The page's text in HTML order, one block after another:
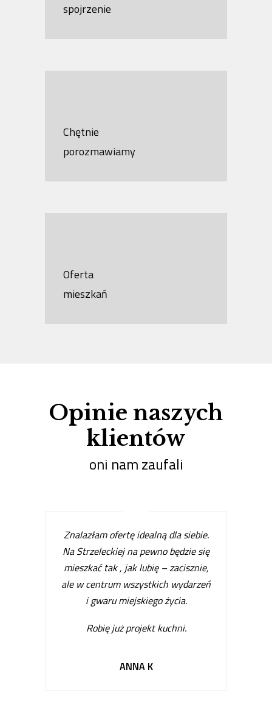
spojrzenie
Chętnie
porozmawiamy
Oferta
mieszkań
Opinie naszych
klientów
oni nam zaufali
Znalazłam ofertę idealną dla siebie.
Na Strzeleckiej na pewno będzie się
mieszkać tak , jak lubię – zacisznie,
ale w centrum wszystkich wydarzeń
i gwaru miejskiego życia.
Robię już projekt kuchni.
ANNA K